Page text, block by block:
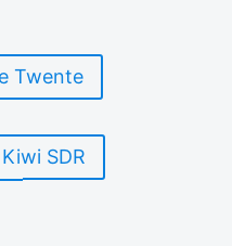
Twente
SDR